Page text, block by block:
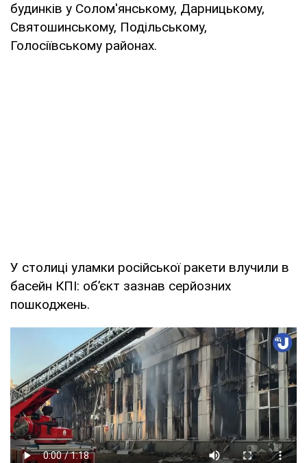
будинків у Солом'янському, Дарницькому,
Святошинському, Подільському,
Голосіївському районах.
У столиці уламки російської ракети влучили в
басейн КПІ: об’єкт зазнав серйозних
пошкоджень.